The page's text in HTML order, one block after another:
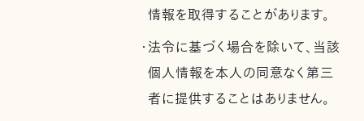
情報を取得することがあります。
・法令に基づく場合を除いて、当該
個人情報を本人の同意なく第三
者に提供することはありません。